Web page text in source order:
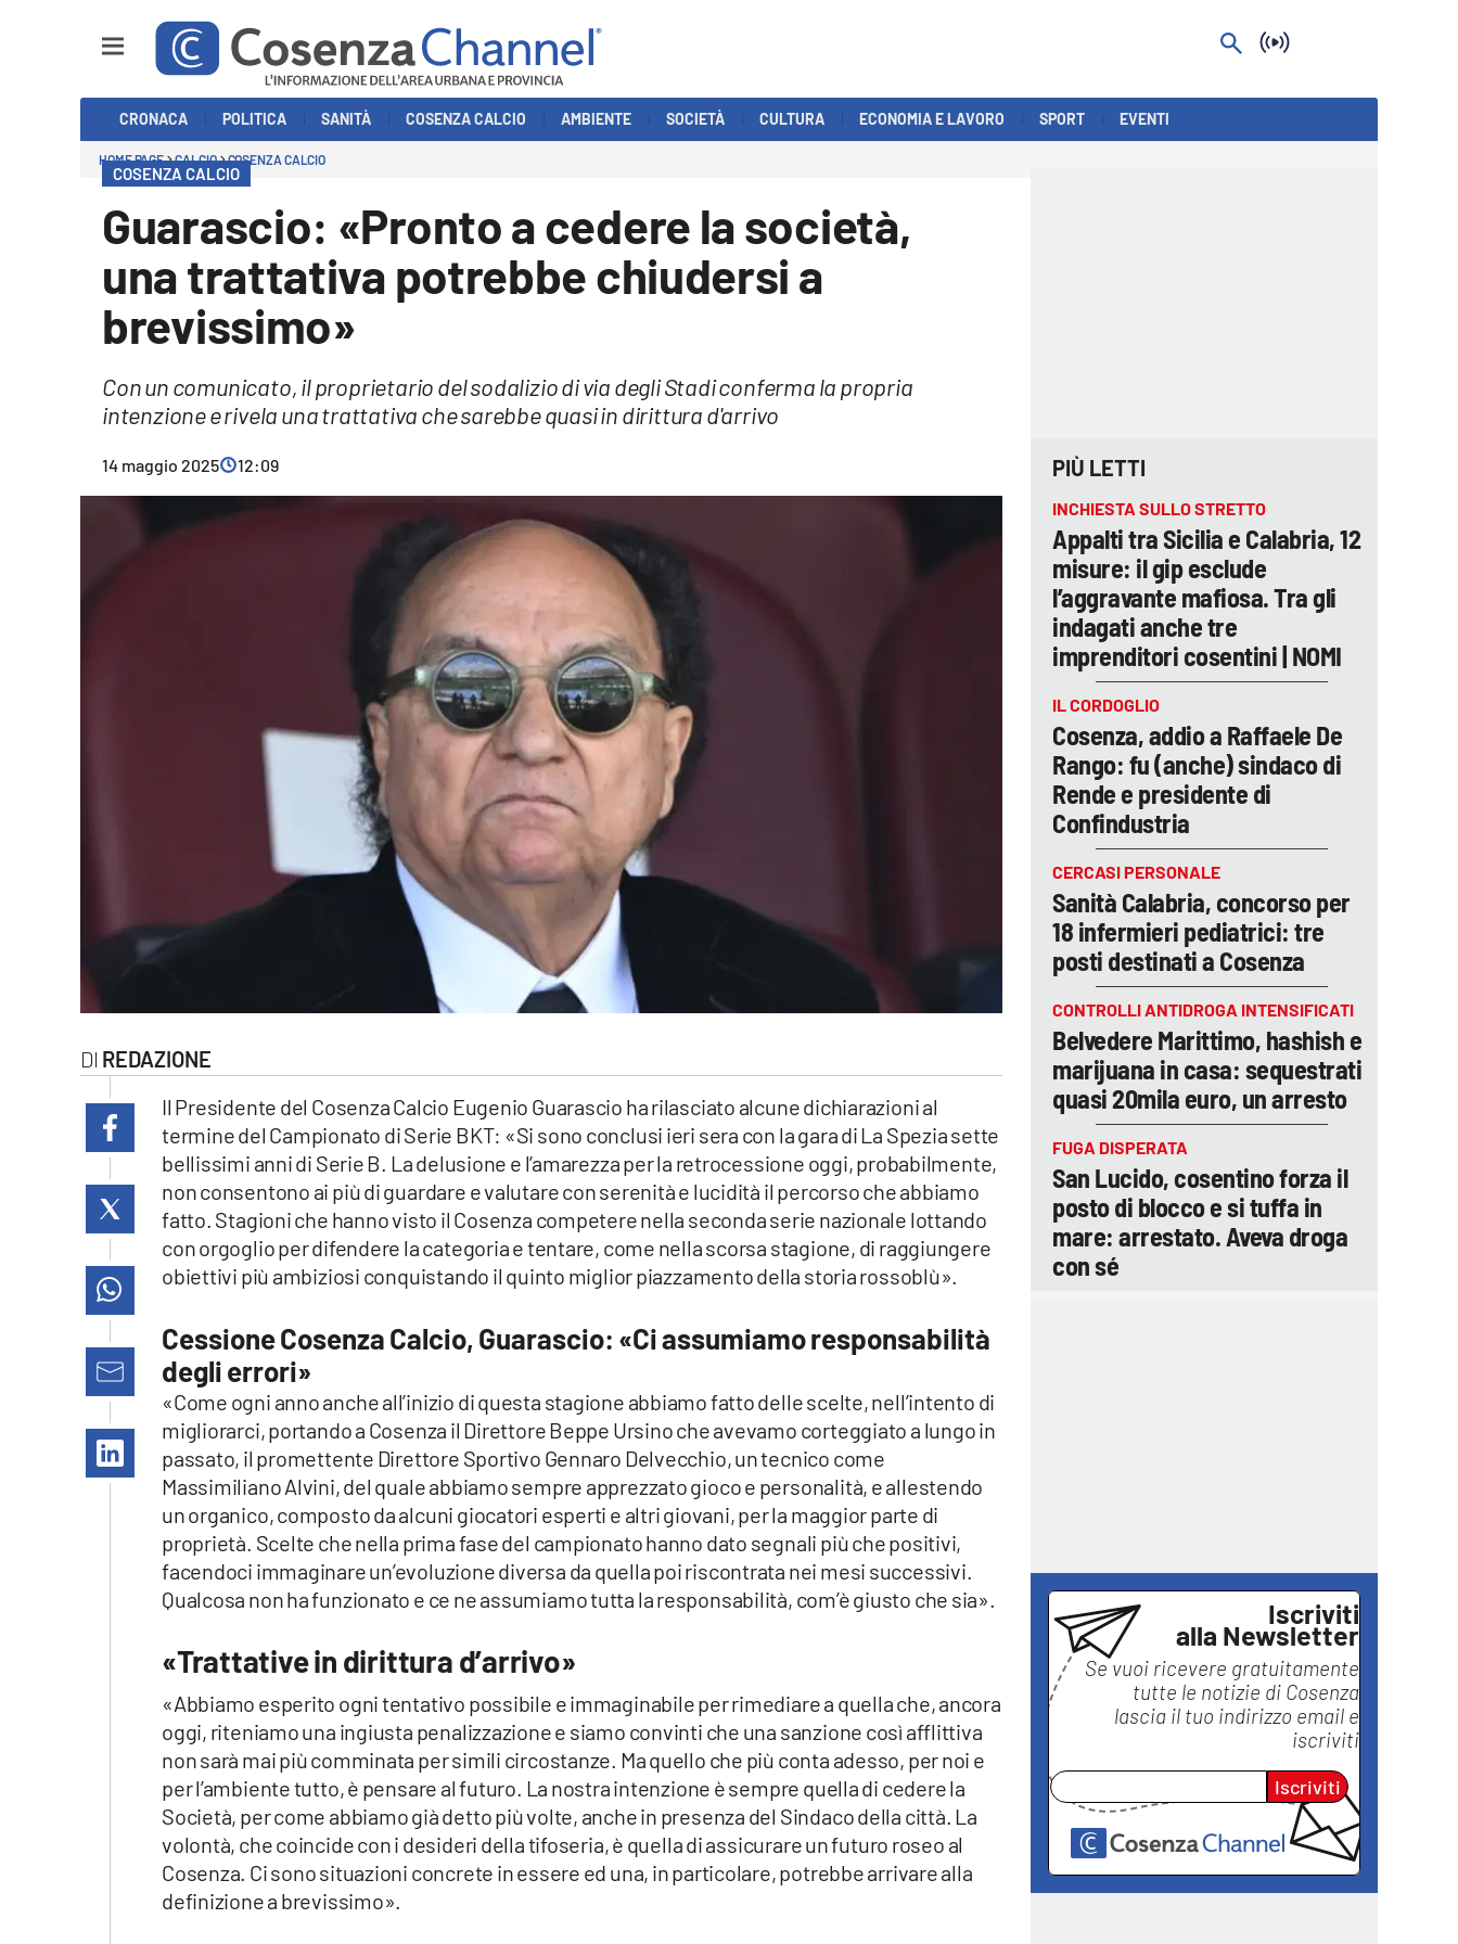
Economia e Lavoro
lacitymag.it
cosenzachannel.it
catanzarochannel.it
Vai
CRONACA POLITICA SANITÀ COSENZA CALCIO AMBIENTE SOCIETÀ CULTURA ECONOMIA E LAVORO SPORT EVENTI
HOME PAGE CALCIO COSENZA CALCIO
COSENZA CALCIO
Guarascio: «Pronto a cedere la società,
una trattativa potrebbe chiudersi a
brevissimo»
Con un comunicato, il proprietario del sodalizio di via degli Stadi conferma la propria
intenzione e rivela una trattativa che sarebbe quasi in dirittura d'arrivo
14 maggio 2025 12:09
REDAZIONE
Il Presidente del Cosenza Calcio Eugenio Guarascio ha rilasciato alcune dichiarazioni al
termine del Campionato di Serie BKT: «Si sono conclusi ieri sera con la gara di La Spezia sette
bellissimi anni di Serie B. La delusione e l’amarezza per la retrocessione oggi, probabilmente,
non consentono ai più di guardare e valutare con serenità e lucidità il percorso che abbiamo
fatto. Stagioni che hanno visto il Cosenza competere nella seconda serie nazionale lottando
con orgoglio per difendere la categoria e tentare, come nella scorsa stagione, di raggiungere
obiettivi più ambiziosi conquistando il quinto miglior piazzamento della storia rossoblù».
Cessione Cosenza Calcio, Guarascio: «Ci assumiamo responsabilità
degli errori»
«Come ogni anno anche all’inizio di questa stagione abbiamo fatto delle scelte, nell’intento di
migliorarci, portando a Cosenza il Direttore Beppe Ursino che avevamo corteggiato a lungo in
passato, il promettente Direttore Sportivo Gennaro Delvecchio, un tecnico come
Massimiliano Alvini, del quale abbiamo sempre apprezzato gioco e personalità, e allestendo
un organico, composto da alcuni giocatori esperti e altri giovani, per la maggior parte di
proprietà. Scelte che nella prima fase del campionato hanno dato segnali più che positivi,
facendoci immaginare un’evoluzione diversa da quella poi riscontrata nei mesi successivi.
Qualcosa non ha funzionato e ce ne assumiamo tutta la responsabilità, com’è giusto che sia».
«Trattative in dirittura d’arrivo»
«Abbiamo esperito ogni tentativo possibile e immaginabile per rimediare a quella che, ancora
oggi, riteniamo una ingiusta penalizzazione e siamo convinti che una sanzione così afflittiva
non sarà mai più comminata per simili circostanze. Ma quello che più conta adesso, per noi e
per l’ambiente tutto, è pensare al futuro. La nostra intenzione è sempre quella di cedere la
Società, per come abbiamo già detto più volte, anche in presenza del Sindaco della città. La
volontà, che coincide con i desideri della tifoseria, è quella di assicurare un futuro roseo al
Cosenza. Ci sono situazioni concrete in essere ed una, in particolare, potrebbe arrivare alla
definizione a brevissimo».
PIÙ LETTI
INCHIESTA SULLO STRETTO
Appalti tra Sicilia e Calabria, 12
misure: il gip esclude
l’aggravante mafiosa. Tra gli
indagati anche tre
imprenditori cosentini | NOMI
IL CORDOGLIO
Cosenza, addio a Raffaele De
Rango: fu (anche) sindaco di
Rende e presidente di
Confindustria
CERCASI PERSONALE
Sanità Calabria, concorso per
18 infermieri pediatrici: tre
posti destinati a Cosenza
CONTROLLI ANTIDROGA INTENSIFICATI
Belvedere Marittimo, hashish e
marijuana in casa: sequestrati
quasi 20mila euro, un arresto
FUGA DISPERATA
San Lucido, cosentino forza il
posto di blocco e si tuffa in
mare: arrestato. Aveva droga
con sé
Iscriviti
alla Newsletter
Se vuoi ricevere gratuitamente
tutte le notizie di Cosenza
lascia il tuo indirizzo email e
iscriviti
Iscriviti